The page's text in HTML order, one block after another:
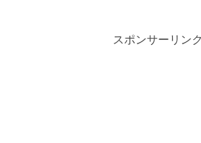
スポンサーリンク